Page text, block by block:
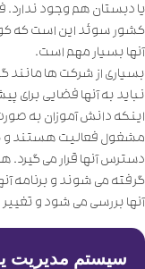
یا دبستان هم وجود ندارد.
کشور سوئد این است که
آنها بسیار مهم است.
بسیاری از شرکت ها مانند
نباید به آنها فضایی
اینکه دانش آموزان به
مشغول فعالیت هستند و
دسترس آنها قرار می
گرفته می شوند و برنامه
آنها بررسی می شود و
سیستم مدیریت